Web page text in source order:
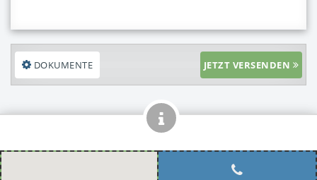
DOKUMENTE JETZT VERSENDEN